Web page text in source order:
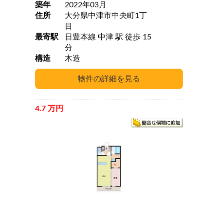
築年
2022年03月
住所
大分県中津市中央町1丁
目
最寄駅
日豊本線 中津 駅 徒歩 15
分
構造
木造
4.7 万円